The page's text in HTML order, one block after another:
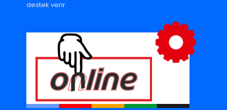
destek verir.